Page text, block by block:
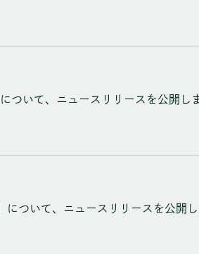
ついて、ニュースリリースを公開し
について、ニュースリリースを公開